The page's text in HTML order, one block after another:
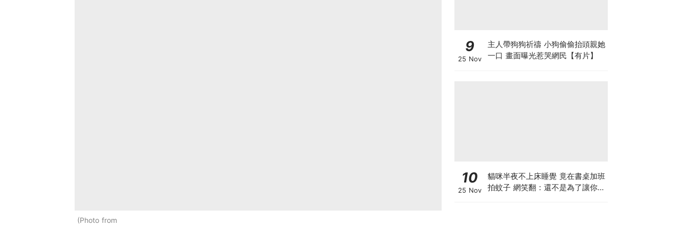
Photo from
9
25 Nov
主人帶狗狗祈禱 小狗偷偷抬頭親她
一口 畫面曝光惹哭網民【有片】
10
25 Nov
貓咪半夜不上床睡覺 竟在書桌加班
拍蚊子 網笑翻：還不是為了讓你睡